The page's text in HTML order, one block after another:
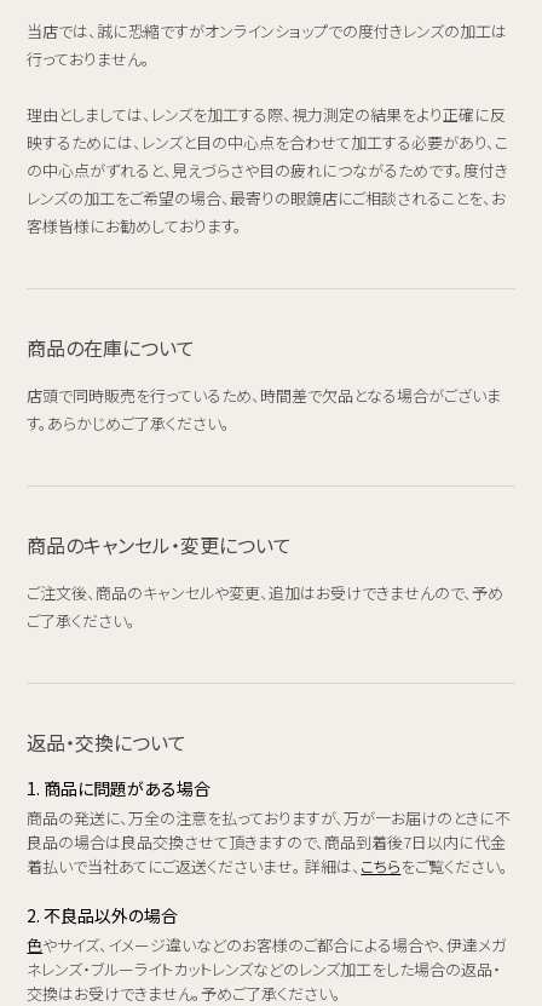
当店では、誠に恐縮ですがオンラインショップでの度付きレンズの加工は
行っておりません。
理由としましては、レンズを加工する際、視力測定の結果をより正確に反
映するためには、レンズと目の中心点を合わせて加工する必要があり、こ
の中心点がずれると、見えづらさや目の疲れにつながるためです。度付き
レンズの加工をご希望の場合、最寄りの眼鏡店にご相談されることを、お
客様皆様にお勧めしております。
商品の在庫について
店頭で同時販売を行っているため、時間差で欠品となる場合がございま
す。あらかじめご了承ください。
商品のキャンセル・変更について
ご注文後、商品のキャンセルや変更、追加はお受けできませんので、予め
ご了承ください。
返品・交換について
1. 商品に問題がある場合
商品の発送に、万全の注意を払っておりますが、万が一お届けのときに不
良品の場合は良品交換させて頂きますので、商品到着後7日以内に代金
着払いで当社あてにご返送くださいませ。 詳細は、 こちらをご覧ください。
2. 不良品以外の場合
色やサイズ、イメージ違いなどのお客様のご都合による場合や、伊達メガ
ネレンズ・ブルーライトカットレンズなどのレンズ加工をした場合の返品・
交換はお受けできません。予めご了承ください。